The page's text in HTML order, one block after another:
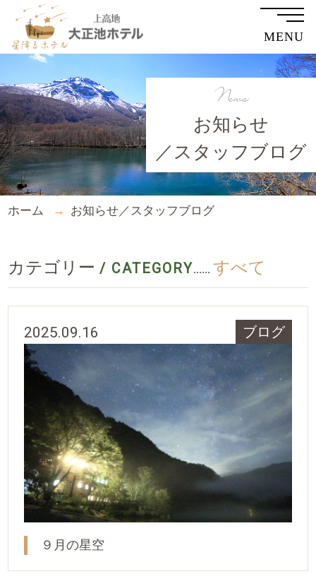
MENU
お知らせ
／スタッフブログ
News
ホーム お知らせ／スタッフブログ
カテゴリー / CATEGORY...... すべて
2025.09.16 ブログ
９月の星空